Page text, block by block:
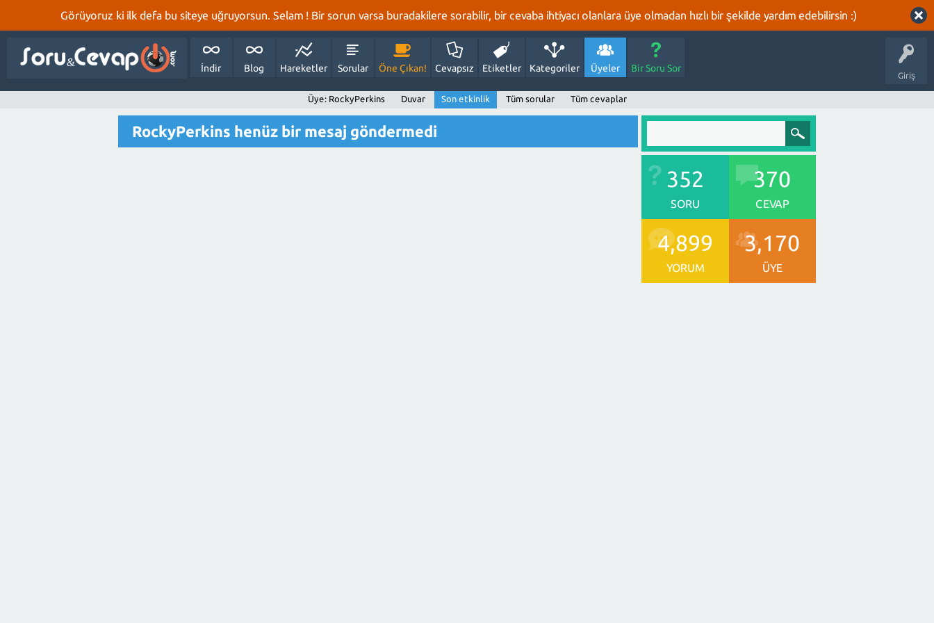
Görüyoruz ki ilk defa bu siteye uğruyorsun. Selam ! Bir sorun varsa buradakilere sorabilir, bir cevaba ihtiyacı olanlara üye olmadan hızlı bir şekilde yardım edebilirsin :)
Giriş
İndir Blog Hareketler Sorular Öne Çıkan! Cevapsız Etiketler Kategoriler Üyeler Bir Soru Sor
Üye: RockyPerkins Duvar Son etkinlik Tüm sorular Tüm cevaplar
RockyPerkins henüz bir mesaj göndermedi
352
SORU
370
CEVAP
4,899
YORUM
3,170
ÜYE